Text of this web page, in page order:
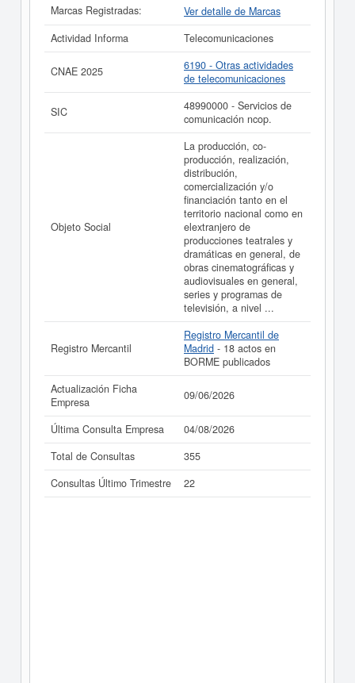
Marcas Registradas:
Ver detalle de Marcas
Actividad Informa
Telecomunicaciones
CNAE 2025
6190 - Otras actividades
de telecomunicaciones
SIC
48990000 - Servicios de
comunicación ncop.
Objeto Social
La producción, co-
producción, realización,
distribución,
comercialización y/o
financiación tanto en el
territorio nacional como en
elextranjero de
producciones teatrales y
dramáticas en general, de
obras cinematográficas y
audiovisuales en general,
series y programas de
televisión, a nivel ...
Registro Mercantil
Registro Mercantil de
Madrid - 18 actos en
BORME publicados
Actualización Ficha
Empresa
09/06/2026
Última Consulta Empresa
04/08/2026
Total de Consultas
355
Consultas Último Trimestre
22